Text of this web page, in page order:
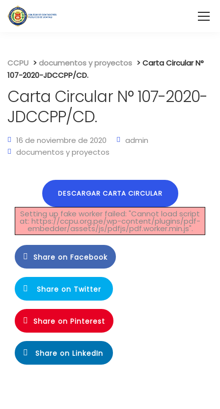
CCPU >documentos y proyectos >Carta Circular N°
107-2020-JDCCPP/CD.
Carta Circular N° 107-2020-
JDCCPP/CD.
16 de noviembre de 2020
admin
documentos y proyectos
DESCARGAR CARTA CIRCULAR
Setting up fake worker failed: "Cannot load script
at: https://ccpu.org.pe/wp-content/plugins/pdf-
embedder/assets/js/pdfjs/pdf.worker.min.js".
Share on Facebook
Share on Twitter
Share on Pinterest
Share on LinkedIn